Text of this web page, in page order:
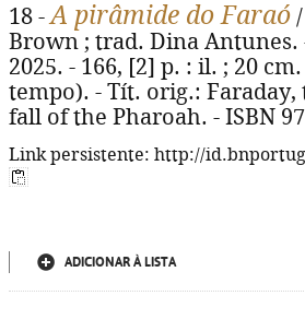
18 -A pirâmide do Faraó
Brown ; trad. Dina Antunes.
2025. - 166, [2] p. : il. ; 20
tempo). - Tít. orig.:
fall of the Pharoah. - ISBN
Link persistente: http://
ADICIONAR À LISTA